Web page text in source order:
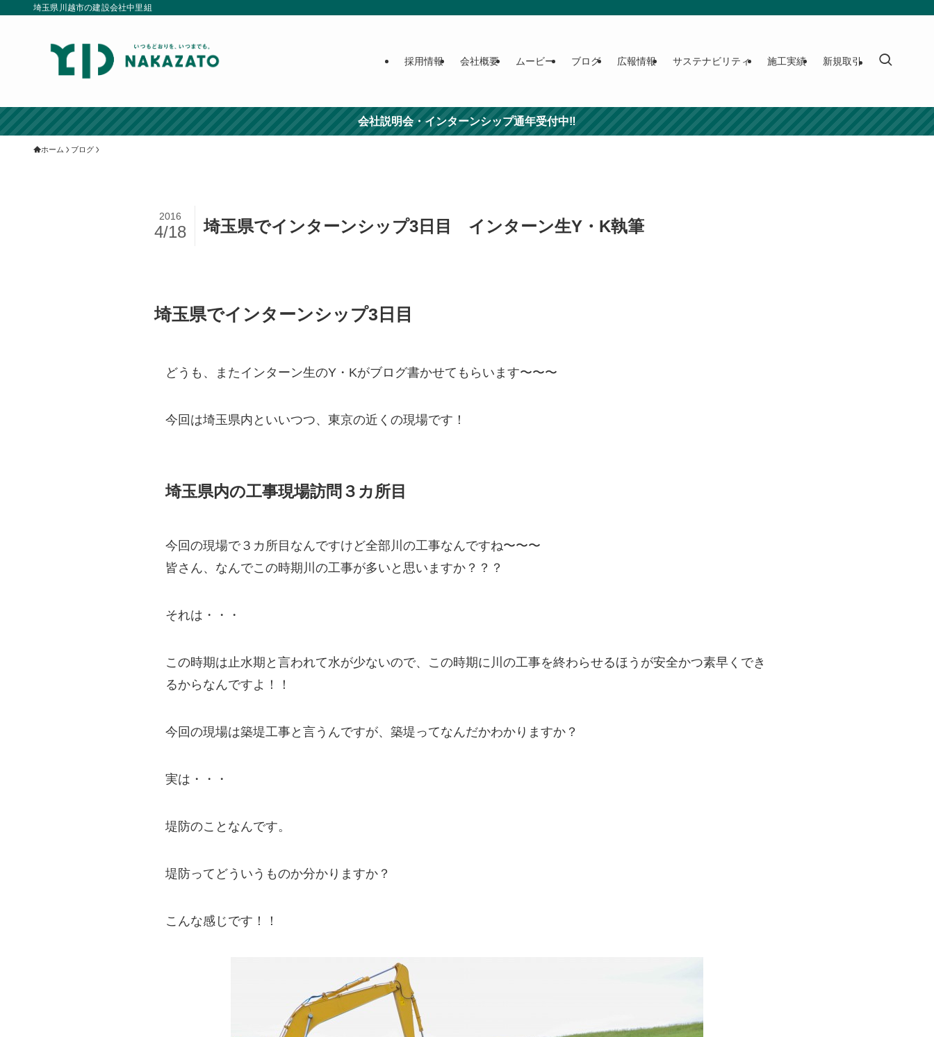
埼玉県川越市の建設会社中里組
採用情報 会社概要 ムービー ブログ 広報情報 サステナビリティ 施工実績 新規取引
会社説明会・インターンシップ通年受付中‼
ホーム ブログ
埼玉県でインターンシップ3日目 インターン生Y・K執筆
2016
4/18
埼玉県でインターンシップ3日目
どうも、またインターン生のY・Kがブログ書かせてもらいます〜〜〜
今回は埼玉県内といいつつ、東京の近くの現場です！
埼玉県内の工事現場訪問３カ所目
今回の現場で３カ所目なんですけど全部川の工事なんですね〜〜〜
皆さん、なんでこの時期川の工事が多いと思いますか？？？
それは・・・
この時期は止水期と言われて水が少ないので、この時期に川の工事を終わらせるほうが安全かつ素早くでき
るからなんですよ！！
今回の現場は築堤工事と言うんですが、築堤ってなんだかわかりますか？
実は・・・
堤防のことなんです。
堤防ってどういうものか分かりますか？
こんな感じです！！